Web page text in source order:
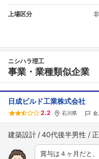
上場区分
ニシハラ理工
事業・業種類似企業
日成ビルド工業株式会社
2.2 石川県 金
建築設計 40代後半男性
賞与は４ヶ月だと